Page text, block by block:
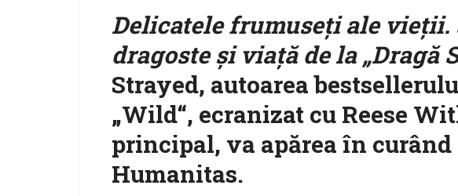
Delicatele frumuseţi ale vieţii.
dragoste și viață de la „Dragă
Strayed, autoarea
„Wild“, ecranizat cu Reese
principal, va apărea în
Humanitas.